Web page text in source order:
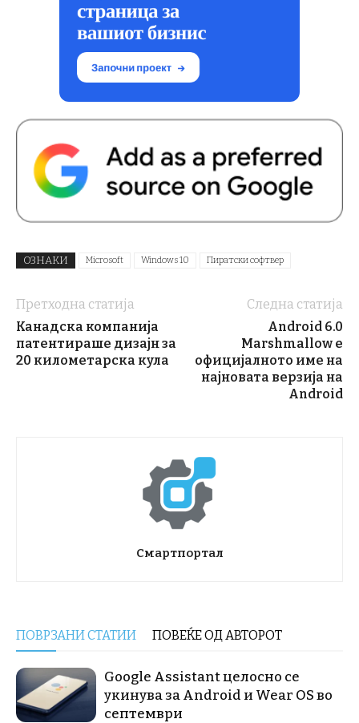
ОЗНАКИ Microsoft Windows 10 Пиратски софтвер
Претходна статија
Канадска компанија
патентираше дизајн за
20 километарска кула
Следна статија
Android 6.0
Marshmallow е
официјалното име на
најновата верзија на
Android
Смартпортал
ПОВРЗАНИ СТАТИИ ПОВЕЌЕ ОД АВТОРОТ
Google Assistant целосно се
укинува за Android и Wear OS во
септември